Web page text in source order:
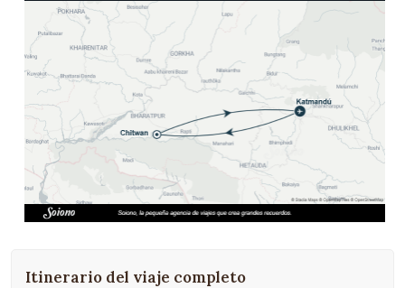
Itinerario del viaje completo